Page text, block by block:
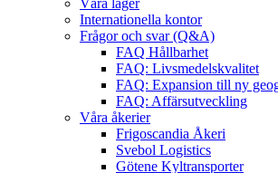
Internationella kontor
Frågor och svar (Q&A)
FAQ Hållbarhet
FAQ: Livsmedelskvalitet
FAQ: Expansion till ny
FAQ: Affärsutveckling
Våra åkerier
Frigoscandia Åkeri
Svebol Logistics
Götene Kyltransporter